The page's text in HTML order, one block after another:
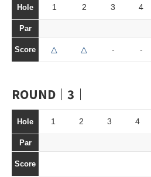
Hole 1 2 3 4
Par
Score △ △ - -
ROUND｜3｜
Hole 1 2 3 4
Par
Score